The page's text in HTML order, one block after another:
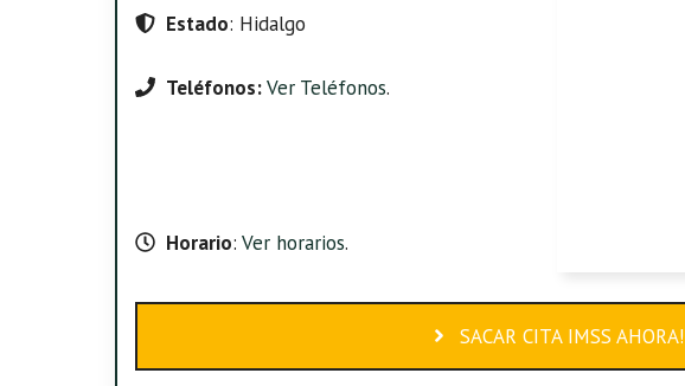
Estado: Hidalgo
Teléfonos:Ver Teléfonos.
Horario: Ver horarios.
SACAR CITA IMSS AHORA!